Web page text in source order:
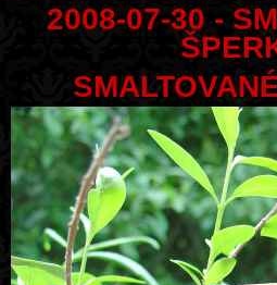
2008-07-30 -